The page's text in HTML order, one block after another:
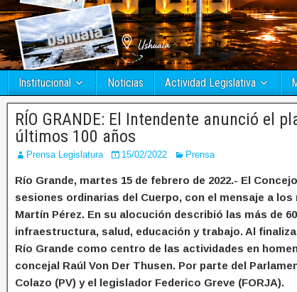
Institucional Noticias Actividad Legislativa
RÍO GRANDE: El Intendente anunció el
últimos 100 años
Prensa Legislatura 15/02/2022 Prensa
Río Grande, martes 15 de febrero de 2022.- El
sesiones ordinarias del Cuerpo, con el mensaje a
Martín Pérez. En su alocución describió las más de
infraestructura, salud, educación y trabajo. Al
Río Grande como centro de las actividades en
concejal Raúl Von Der Thusen. Por parte del
Colazo (PV) y el legislador Federico Greve (FORJA).